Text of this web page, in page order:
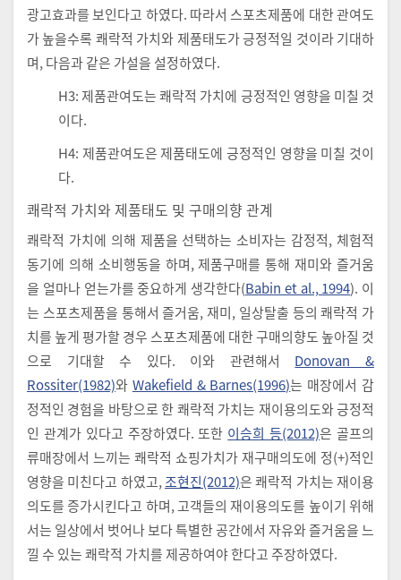
광고효과를 보인다고 하였다. 따라서 스포츠제품에 대한 관여도
가 높을수록 쾌락적 가치와 제품태도가 긍정적일 것이라 기대하
며, 다음과 같은 가설을 설정하였다.
H3: 제품관여도는 쾌락적 가치에 긍정적인 영향을 미칠 것
이다.
H4: 제품관여도은 제품태도에 긍정적인 영향을 미칠 것이
다.
쾌락적 가치와 제품태도 및 구매의향 관계
쾌락적 가치에 의해 제품을 선택하는 소비자는 감정적, 체험적
동기에 의해 소비행동을 하며, 제품구매를 통해 재미와 즐거움
을 얼마나 얻는가를 중요하게 생각한다(Babin et al., 1994). 이
는 스포츠제품을 통해서 즐거움, 재미, 일상탈출 등의 쾌락적 가
치를 높게 평가할 경우 스포츠제품에 대한 구매의향도 높아질 것
으로 기대할 수 있다. 이와 관련해서 Donovan &
Rossiter(1982)와 Wakefield & Barnes(1996)는 매장에서 감
정적인 경험을 바탕으로 한 쾌락적 가치는 재이용의도와 긍정적
인 관계가 있다고 주장하였다. 또한 이승희 등(2012)은 골프의
류매장에서 느끼는 쾌락적 쇼핑가치가 재구매의도에 정(+)적인
영향을 미친다고 하였고, 조현진(2012)은 쾌락적 가치는 재이용
의도를 증가시킨다고 하며, 고객들의 재이용의도를 높이기 위해
서는 일상에서 벗어나 보다 특별한 공간에서 자유와 즐거움을 느
낄 수 있는 쾌락적 가치를 제공하여야 한다고 주장하였다.